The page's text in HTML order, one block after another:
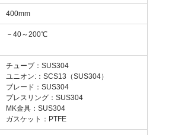
400mm
－40～200℃
チューブ：SUS304
ユニオン:：SCS13（SUS304）
ブレード：SUS304
プレスリング：SUS304
MK金具：SUS304
ガスケット：PTFE